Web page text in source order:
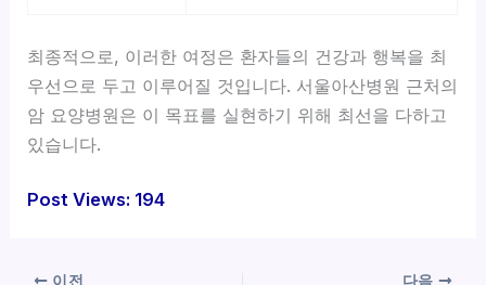
최종적으로, 이러한 여정은 환자들의 건강과 행복을 최
우선으로 두고 이루어질 것입니다. 서울아산병원 근처의
암 요양병원은 이 목표를 실현하기 위해 최선을 다하고
있습니다.
Post Views: 194
이전 다음